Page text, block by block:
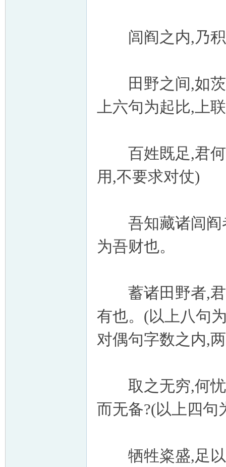
闾阎之内,乃积
田野之间,如茨
上六句为起比,上
百姓既足,君何
用,不要求对仗)
吾知藏诸闾阎
为吾财也。
蓄诸田野者,君
有也。(以上八句
对偶句字数之内,
取之无穷,何忧
而无备?(以上四句
牺牲粢盛,足以